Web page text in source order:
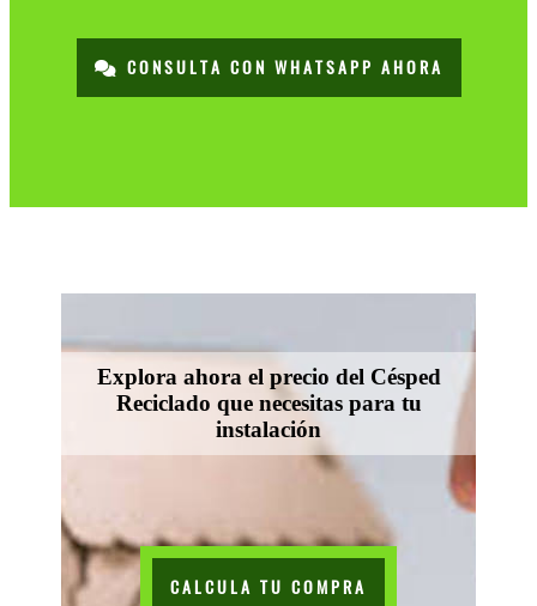
CONSULTA CON WHATSAPP AHORA
Explora ahora el precio del Césped
Reciclado que necesitas para tu
instalación
CALCULA TU COMPRA